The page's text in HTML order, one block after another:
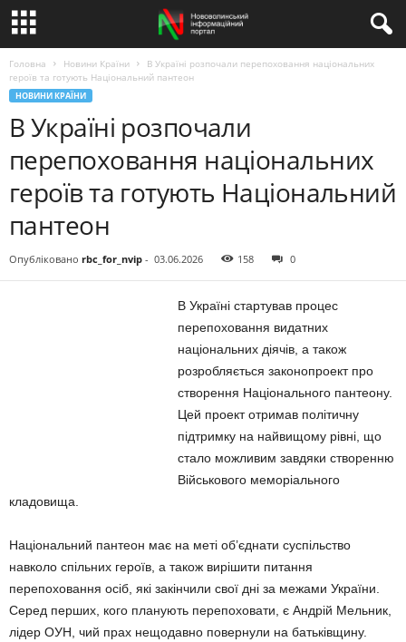
Головна Новини Країни
В Україні розпочали перепоховання національних
героїв та готують Національний пантеон
НОВИНИ КРАЇНИ
В Україні розпочали
перепоховання національних
героїв та готують Національний
пантеон
Опубліковано rbc_for_nvip - 03.06.2026 158 0
В Україні стартував процес
перепоховання видатних
національних діячів, а також
розробляється законопроект про
створення Національного пантеону.
Цей проект отримав політичну
підтримку на найвищому рівні, що
стало можливим завдяки створенню
Військового меморіального
кладовища.
Національний пантеон має на меті об’єднати суспільство
навколо спільних героїв, а також вирішити питання
перепоховання осіб, які закінчили свої дні за межами України.
Серед перших, кого планують перепоховати, є Андрій Мельник,
лідер ОУН, чий прах нещодавно повернули на батьківщину.